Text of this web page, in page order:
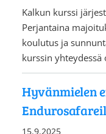
Kalkun kurssi
Perjantaina
koulutus ja
kurssin
Hyvänmielen
15.9.2025